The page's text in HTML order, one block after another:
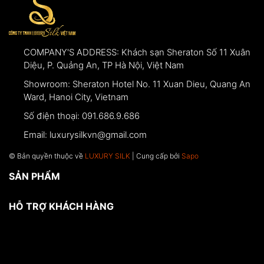
COMPANY'S ADDRESS: Khách sạn Sheraton Số 11 Xuân
Diệu, P. Quảng An, TP Hà Nội, Việt Nam
Showroom: Sheraton Hotel No. 11 Xuan Dieu, Quang An
Ward, Hanoi City, Vietnam
Số điện thoại: 091.686.9.686
Email: luxurysilkvn@gmail.com
© Bản quyền thuộc về LUXURY SILK | Cung cấp bởi Sapo
SẢN PHẨM
HỖ TRỢ KHÁCH HÀNG